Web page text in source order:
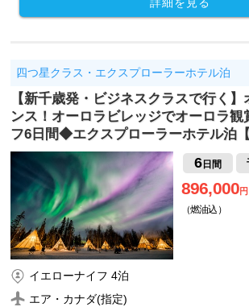
四つ星クラス・エクスプローラーホテル泊
【新千歳発・ビジネスクラスで行く
ンス！オーロラビレッジでオーロラ観
フ6日間◆エクスプローラーホテル泊
6日間
896,000
（燃油込）
イエローナイフ 4泊
エア・カナダ(指定)